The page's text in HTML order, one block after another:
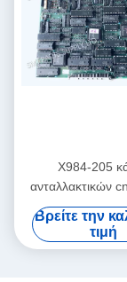
X984-205
ανταλλακτικών
Panasonic AI
RHU2
Βρείτε την
τιμή